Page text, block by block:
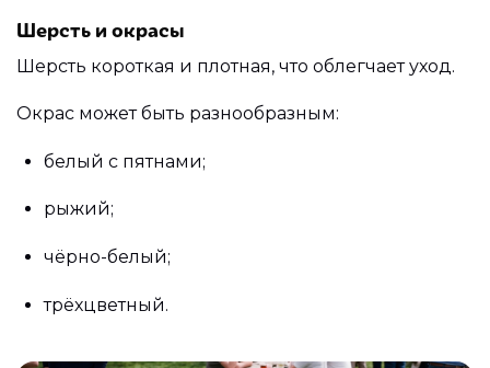
Шерсть и окрасы
Шерсть короткая и плотная, что облегчает уход.
Окрас может быть разнообразным:
белый с пятнами;
рыжий;
чёрно-белый;
трёхцветный.